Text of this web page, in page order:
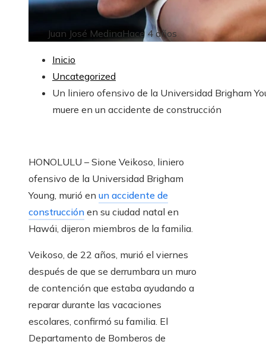
Juan José MedinaHace 4 años
Inicio
Uncategorized
Un liniero ofensivo de la Universidad Brigham
muere en un accidente de construcción
HONOLULU – Sione Veikoso, liniero
ofensivo de la Universidad Brigham
Young, murió en un accidente de
construcción en su ciudad natal en
Hawái, dijeron miembros de la familia.
Veikoso, de 22 años, murió el viernes
después de que se derrumbara un muro
de contención que estaba ayudando a
reparar durante las vacaciones
escolares, confirmó su familia. El
Departamento de Bomberos de